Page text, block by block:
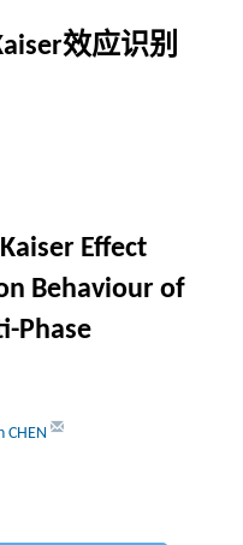
效应识别
Effect
Behaviour of
Phase
CHEN